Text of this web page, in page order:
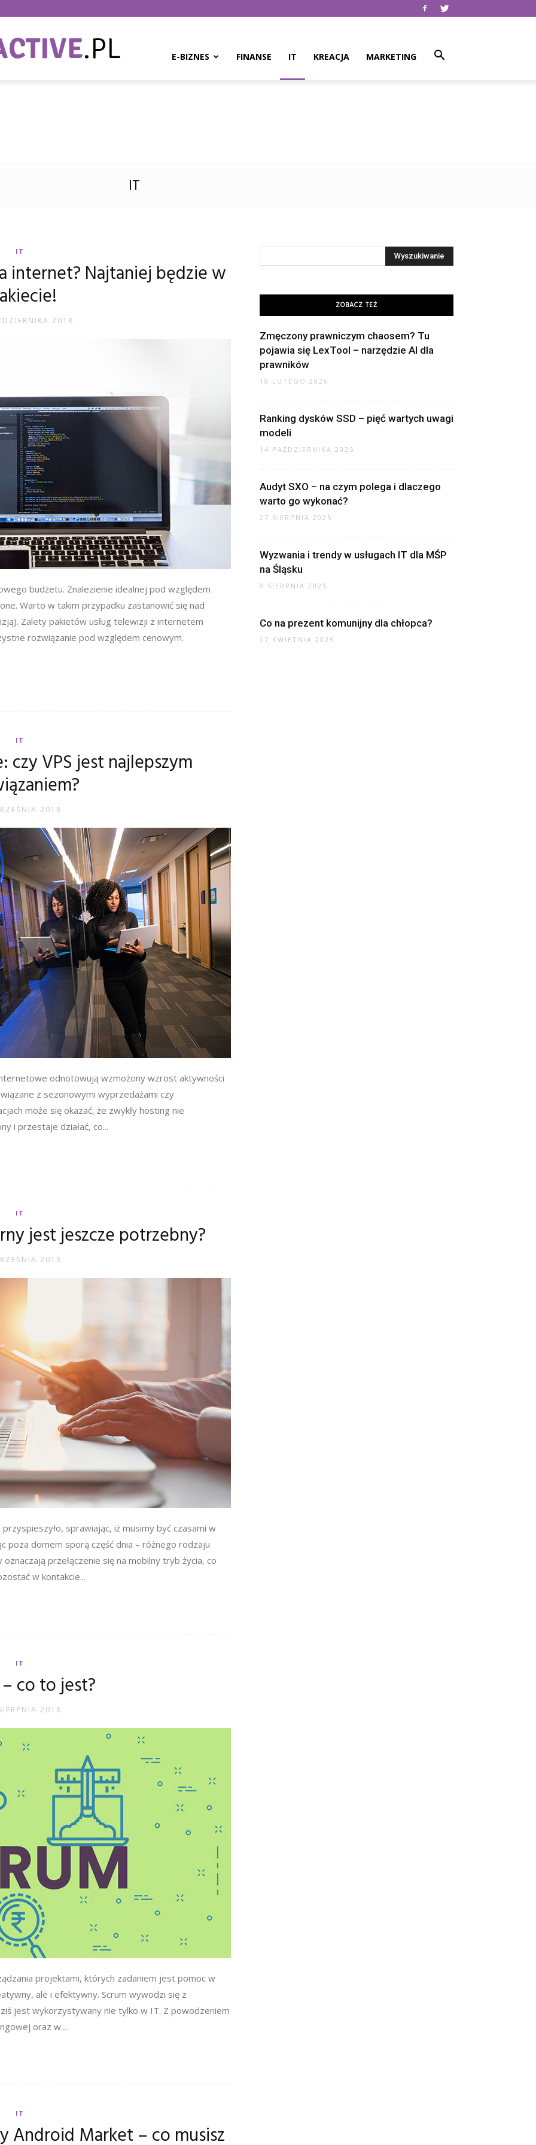
E-BIZNES FINANSE IT KREACJA MARKETING
IT
IT
internet? Najtaniej będzie w
2018
budżetu. Znalezienie idealnej pod względem
Warto w takim przypadku zastanowić się nad
Zalety pakietów usług telewizji z internetem
rozwiązanie pod względem cenowym.
IT
VPS jest najlepszym
2018
odnotowują wzmożony wzrost aktywności
z sezonowymi wyprzedażami czy
może się okazać, że zwykły hosting nie
i przestaje działać, co...
IT
jest jeszcze potrzebny?
2018
sprawiając, iż musimy być czasami w
poza domem sporą część dnia – różnego rodzaju
przełączenie się na mobilny tryb życia, co
w kontakcie...
IT
co to jest?
2018
projektami, których zadaniem jest pomoc w
ale i efektywny. Scrum wywodzi się z
jest wykorzystywany nie tylko w IT. Z powodzeniem
oraz w...
IT
Android Market – co musisz
ZOBACZ TEŻ
Zmęczony prawniczym chaosem? Tu
pojawia się LexTool – narzędzie AI dla
prawników
18 LUTEGO 2026
Ranking dysków SSD – pięć wartych uwagi
modeli
14 PAŹDZIERNIKA 2025
Audyt SXO – na czym polega i dlaczego
warto go wykonać?
27 SIERPNIA 2025
Wyzwania i trendy w usługach IT dla MŚP
na Śląsku
9 SIERPNIA 2025
Co na prezent komunijny dla chłopca?
17 KWIETNIA 2025